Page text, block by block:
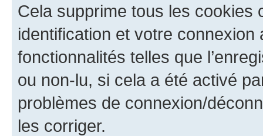
Cela supprime tous les cookies
identification et votre
fonctionnalités telles que
ou non-lu, si cela a été activé
problèmes de connexion/
les corriger.